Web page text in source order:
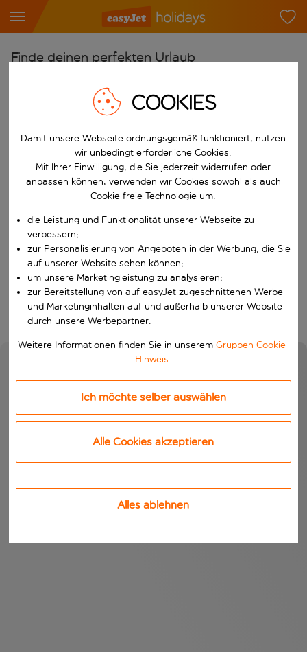
Finde deinen perfekten Urlaub
Flughafen wählen
Beginne mit der Eingabe für die automatische
Reiseziel wählen
Nach
Wähle ein Ab- und Rückflugdatum aus.
Reisezeitraum wählen
Wann
Wer
Suchen
COOKIES
Damit unsere Webseite ordnungsgemäß funktioniert, nutzen
wir unbedingt erforderliche Cookies.
Mit Ihrer Einwilligung, die Sie jederzeit widerrufen oder
anpassen können, verwenden wir Cookies sowohl als auch
Cookie freie Technologie um:
die Leistung und Funktionalität unserer Webseite zu
verbessern;
zur Personalisierung von Angeboten in der Werbung, die Sie
auf unserer Website sehen können;
um unsere Marketingleistung zu analysieren;
zur Bereitstellung von auf easyJet zugeschnittenen Werbe-
und Marketinginhalten auf und außerhalb unserer Website
durch unsere Werbepartner.
Weitere Informationen finden Sie in unserem Gruppen Cookie-
Hinweis.
Ich möchte selber auswählen
Alle Cookies akzeptieren
Alles ablehnen